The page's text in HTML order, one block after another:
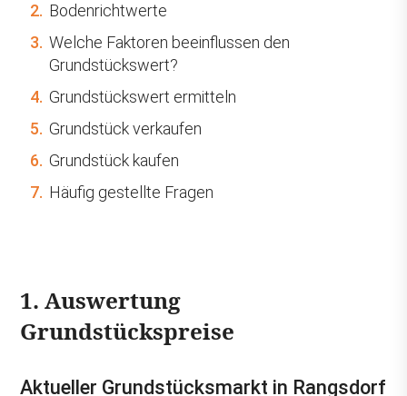
2. Bodenrichtwerte
3. Welche Faktoren beeinflussen den
Grundstückswert?
4. Grundstückswert ermitteln
5. Grundstück verkaufen
6. Grundstück kaufen
7. Häufig gestellte Fragen
1. Auswertung
Grundstückspreise
Aktueller Grundstücksmarkt in Rangsdorf